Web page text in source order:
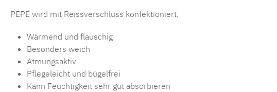
PEPE wird mit Reissverschluss konfektioniert.
Wärmend und flauschig
Besonders weich
Atmungsaktiv
Pflegeleicht und bügelfrei
Kann Feuchtigkeit sehr gut absorbieren